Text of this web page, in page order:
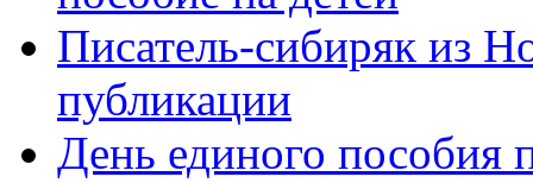
Писатель-сибиряк из
публикации
День единого пособия